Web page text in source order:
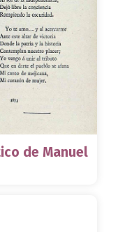
de Manuel